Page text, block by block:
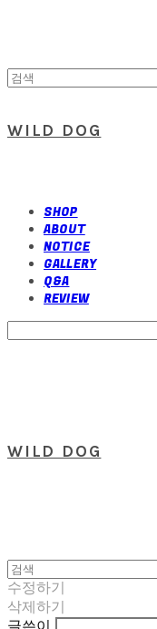
WILD DOG
SHOP
ABOUT
NOTICE
GALLERY
Q&A
REVIEW
WILD DOG
수정하기
삭제하기